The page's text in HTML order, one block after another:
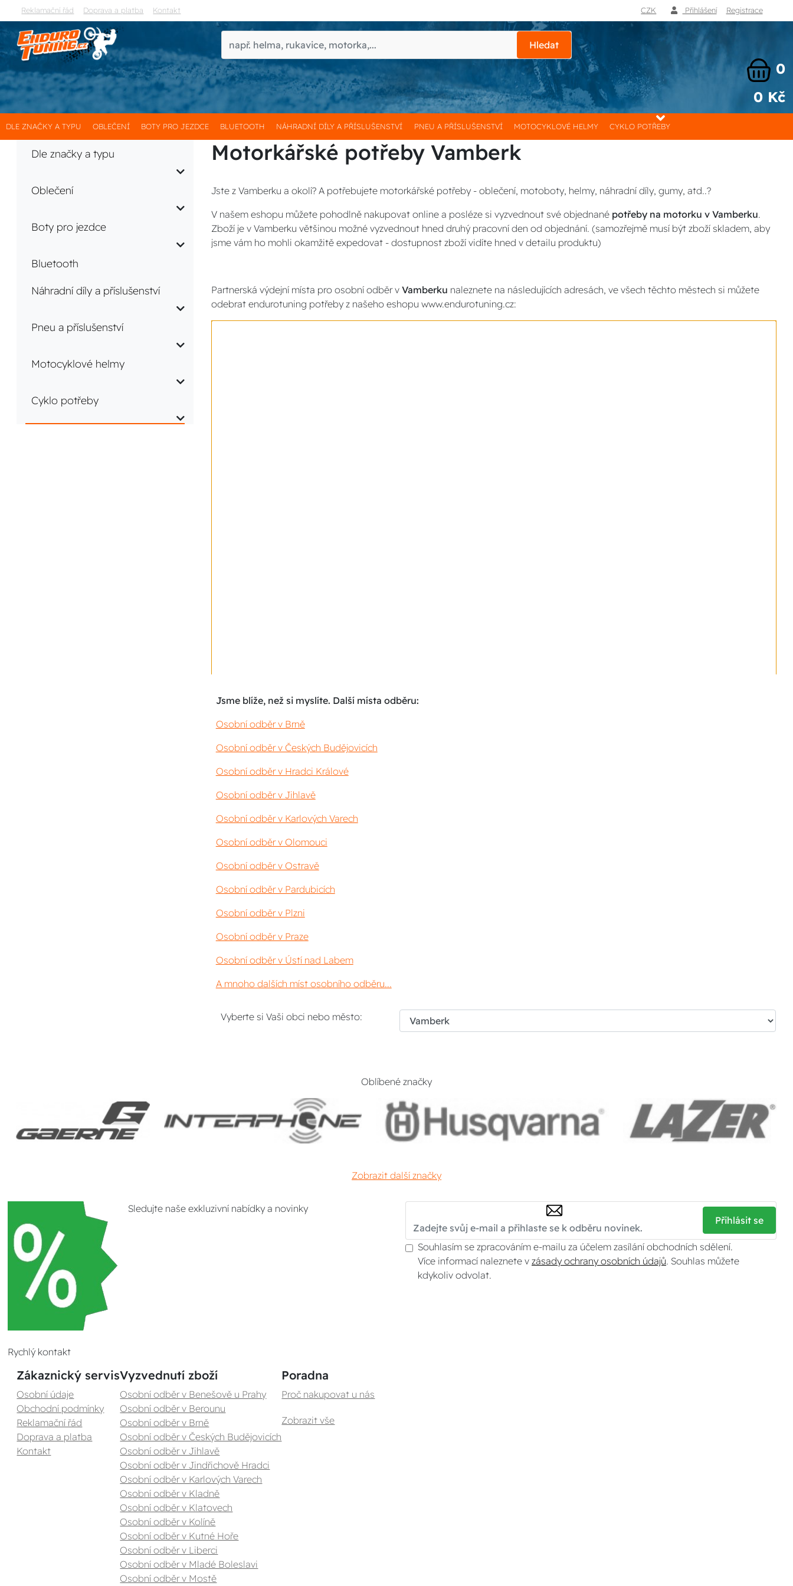
Reklamační řád Doprava a platba Kontakt CZK Přihlášení Registrace
Hledat
0
0 Kč
DLE ZNAČKY A TYPU OBLEČENÍ BOTY PRO JEZDCE BLUETOOTH NÁHRADNÍ DÍLY A PŘÍSLUŠENSTVÍ PNEU A PŘÍSLUŠENSTVÍ MOTOCYKLOVÉ HELMY CYKLO POTŘEBY
Dle značky a typu
Oblečení
Boty pro jezdce
Bluetooth
Náhradní díly a příslušenství
Pneu a příslušenství
Motocyklové helmy
Cyklo potřeby
Motorkářské potřeby Vamberk
Jste z Vamberku a okolí? A potřebujete motorkářské potřeby - oblečení, motoboty, helmy, náhradní díly, gumy, atd..?
V našem eshopu můžete pohodlně nakupovat online a posléze si vyzvednout své objednané potřeby na motorku v Vamberku.
Zboží je v Vamberku většinou možné vyzvednout hned druhý pracovní den od objednání. (samozřejmě musí být zboží skladem, aby
jsme vám ho mohli okamžitě expedovat - dostupnost zboží vidíte hned v detailu produktu)
Partnerská výdejní místa pro osobní odběr v Vamberku naleznete na následujících adresách, ve všech těchto městech si můžete
odebrat endurotuning potřeby z našeho eshopu www.endurotuning.cz:
Jsme blíže, než si myslíte. Další místa odběru:
Osobní odběr v Brně
Osobní odběr v Českých Budějovicích
Osobní odběr v Hradci Králové
Osobní odběr v Jihlavě
Osobní odběr v Karlových Varech
Osobní odběr v Olomouci
Osobní odběr v Ostravě
Osobní odběr v Pardubicích
Osobní odběr v Plzni
Osobní odběr v Praze
Osobní odběr v Ústí nad Labem
A mnoho dalších míst osobního odběru...
Vyberte si Vaši obci nebo město:
Oblíbené značky
Zobrazit další značky
Sledujte naše exkluzivní nabídky a novinky
Přihlásit se
Souhlasím se zpracováním e-mailu za účelem zasílání obchodních sdělení.
Více informací naleznete v zásady ochrany osobních údajů. Souhlas můžete
kdykoliv odvolat.
Rychlý kontakt
Zákaznický servis
Osobní údaje
Obchodní podmínky
Reklamační řád
Doprava a platba
Kontakt
Vyzvednutí zboží
Osobní odběr v Benešově u Prahy
Osobní odběr v Berounu
Osobní odběr v Brně
Osobní odběr v Českých Budějovicích
Osobní odběr v Jihlavě
Osobní odběr v Jindřichově Hradci
Osobní odběr v Karlových Varech
Osobní odběr v Kladně
Osobní odběr v Klatovech
Osobní odběr v Kolíně
Osobní odběr v Kutné Hoře
Osobní odběr v Liberci
Osobní odběr v Mladé Boleslavi
Osobní odběr v Mostě
Poradna
Proč nakupovat u nás
Zobrazit vše